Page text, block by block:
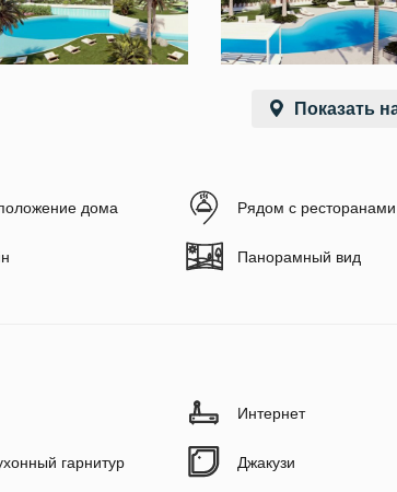
Показать
дома Рядом с ресторанами
Панорамный вид
Интернет
гарнитур Джакузи